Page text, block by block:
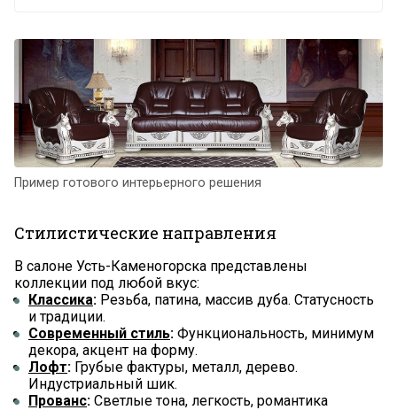
Пример готового интерьерного решения
Стилистические направления
В салоне Усть-Каменогорска представлены
коллекции под любой вкус:
Классика: Резьба, патина, массив дуба. Статусность
и традиции.
Современный стиль: Функциональность, минимум
декора, акцент на форму.
Лофт: Грубые фактуры, металл, дерево.
Индустриальный шик.
Прованс: Светлые тона, легкость, романтика